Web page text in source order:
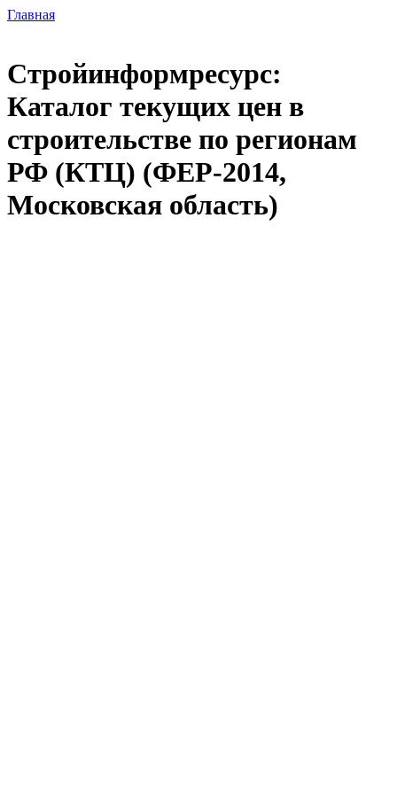
Главная
Стройинформресурс:
Каталог текущих цен в
строительстве по регионам
РФ (КТЦ) (ФЕР-2014,
Московская область)